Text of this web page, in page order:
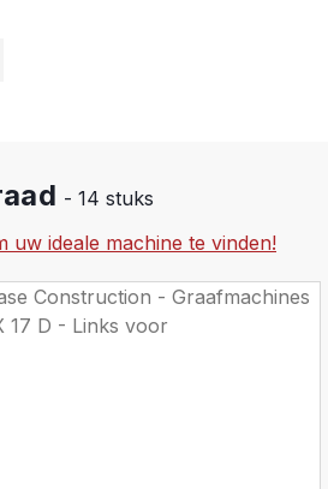
- 14 stuks
uw ideale machine te vinden!